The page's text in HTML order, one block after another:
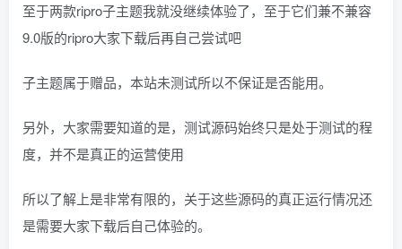
至于两款ripro子主题我就没继续体验了，至于它们兼不兼容
9.0版的ripro大家下载后再自己尝试吧
子主题属于赠品，本站未测试所以不保证是否能用。
另外，大家需要知道的是，测试源码始终只是处于测试的程
度，并不是真正的运营使用
所以了解上是非常有限的，关于这些源码的真正运行情况还
是需要大家下载后自己体验的。